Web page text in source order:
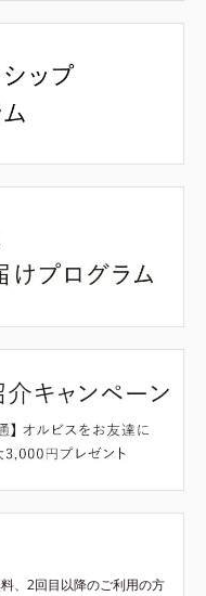
、2回目以降のご利用の方